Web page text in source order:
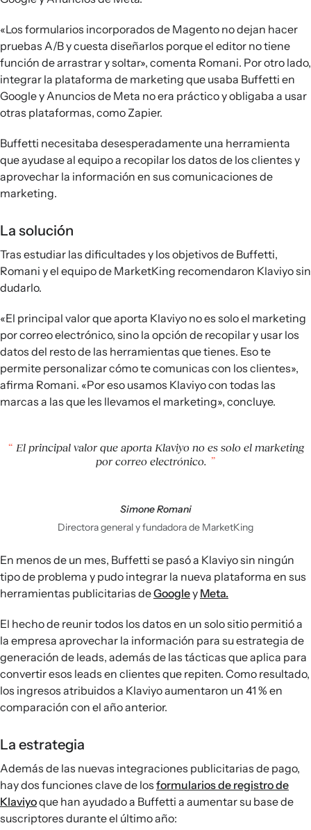
«Los formularios incorporados de Magento no dejan hacer
pruebas A/B y cuesta diseñarlos porque el editor no tiene
función de arrastrar y soltar», comenta Romani. Por otro lado,
integrar la plataforma de marketing que usaba Buffetti en
Google y Anuncios de Meta no era práctico y obligaba a usar
otras plataformas, como Zapier.
Buffetti necesitaba desesperadamente una herramienta
que ayudase al equipo a recopilar los datos de los clientes y
aprovechar la información en sus comunicaciones de
marketing.
La solución
Tras estudiar las dificultades y los objetivos de Buffetti,
Romani y el equipo de MarketKing recomendaron Klaviyo sin
dudarlo.
«El principal valor que aporta Klaviyo no es solo el marketing
por correo electrónico, sino la opción de recopilar y usar los
datos del resto de las herramientas que tienes. Eso te
permite personalizar cómo te comunicas con los clientes»,
afirma Romani. «Por eso usamos Klaviyo con todas las
marcas a las que les llevamos el marketing», concluye.
El principal valor que aporta Klaviyo no es solo el marketing
por correo electrónico.
Simone Romani
Directora general y fundadora de MarketKing
En menos de un mes, Buffetti se pasó a Klaviyo sin ningún
tipo de problema y pudo integrar la nueva plataforma en sus
herramientas publicitarias deGoogley Meta.
El hecho de reunir todos los datos en un solo sitio permitió a
la empresa aprovechar la información para su estrategia de
generación de leads, además de las tácticas que aplica para
convertir esos leads en clientes que repiten. Como resultado,
los ingresos atribuidos a Klaviyo aumentaron un 41 % en
comparación con el año anterior.
La estrategia
Además de las nuevas integraciones publicitarias de pago,
hay dos funciones clave de los formularios de registro de
Klaviyoque han ayudado a Buffetti a aumentar su base de
suscriptores durante el último año: